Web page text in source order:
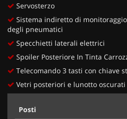
Servosterzo
Sistema indiretto di
degli pneumatici
Specchietti laterali elettrici
Spoiler Posteriore In Tinta
Telecomando 3 tasti con chiave
Vetri posteriori e lunotto oscurati
Posti